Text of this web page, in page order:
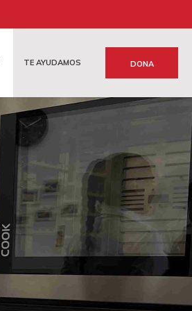
TE AYUDAMOS DONA